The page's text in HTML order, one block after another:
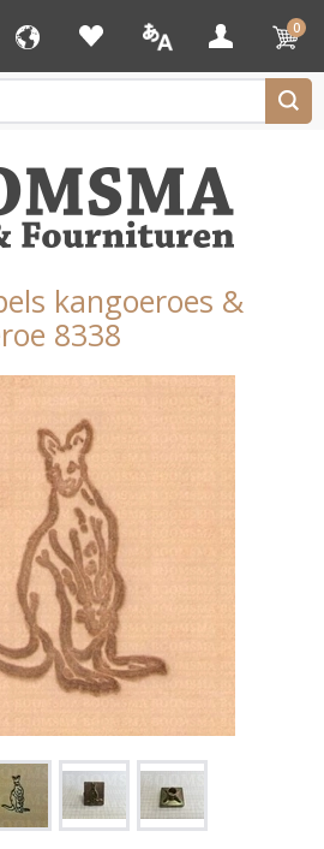
0
kangoeroes &
8338